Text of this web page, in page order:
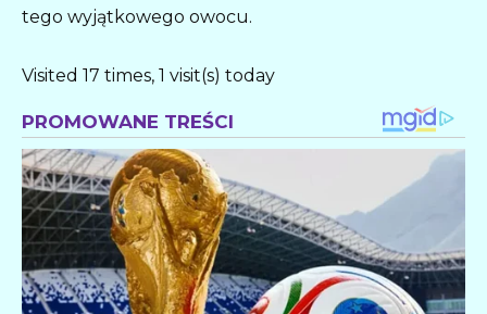
tego wyjątkowego owocu.
Visited 17 times, 1 visit(s) today